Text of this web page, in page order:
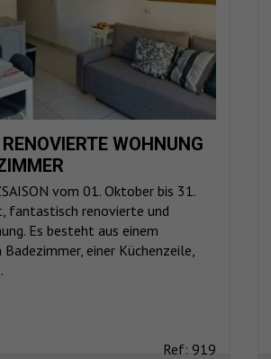
WOHNUNG
vom 01. Oktober bis 31.
fantastisch renovierte und
Es besteht aus einem
einer Küchenzeile,
Ref: 919